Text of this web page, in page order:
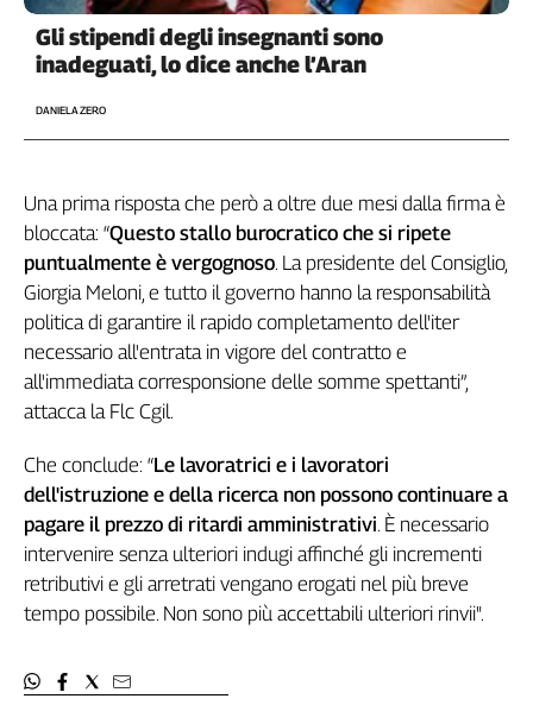
Emilia-
Romagna
Friuli
Giulia
Lombardia
Marche
Piemonte
Puglia
Sardegna
Sicilia
Toscana
Trentino
Umbria
Valle
Veneto
Archivio
Storico
Gli stipendi degli insegnanti sono
inadeguati, lo dice anche l’Aran
DANIELA ZERO
Una prima risposta che però a oltre due mesi dalla firma è
bloccata: “Questo stallo burocratico che si ripete
puntualmente è vergognoso. La presidente del Consiglio,
Giorgia Meloni, e tutto il governo hanno la responsabilità
politica di garantire il rapido completamento dell'iter
necessario all'entrata in vigore del contratto e
all'immediata corresponsione delle somme spettanti”,
attacca la Flc Cgil.
Che conclude: “Le lavoratrici e i lavoratori
dell'istruzione e della ricerca non possono continuare a
pagare il prezzo di ritardi amministrativi. È necessario
intervenire senza ulteriori indugi affinché gli incrementi
retributivi e gli arretrati vengano erogati nel più breve
tempo possibile. Non sono più accettabili ulteriori rinvii".